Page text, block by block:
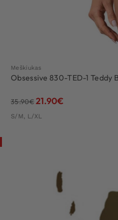
Meškiukas
Obsessive 830-TED-1 Teddy
35.90€21.90€
S/M, L/XL